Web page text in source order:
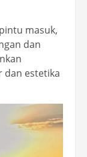
masuk,
dan
dan estetika